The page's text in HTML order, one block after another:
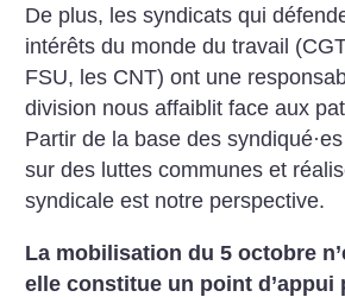
De plus, les syndicats qui
intérêts du monde du travail
FSU, les CNT) ont une
division nous affaiblit face aux
Partir de la base des syndiqué·
sur des luttes communes et
syndicale est notre perspective.
La mobilisation du 5 octobre
elle constitue un point d’appui